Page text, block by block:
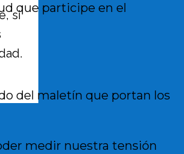
que participe en el
del maletín que portan los
medir nuestra tensión
si